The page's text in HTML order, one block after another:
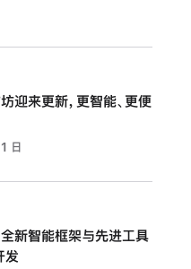
迎来更新，更智能、更便
日
新智能框架与先进工具
发